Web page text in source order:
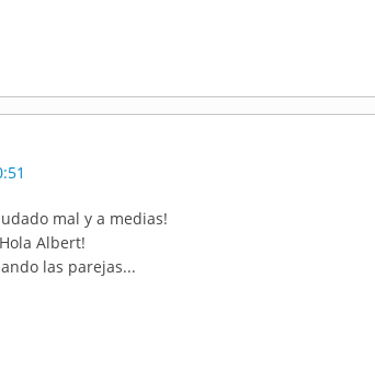
mal y a medias!
Albert!
las parejas...